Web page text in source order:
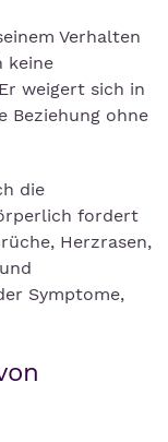
Verhalten
keine
weigert sich in
Beziehung ohne
die
fordert
Herzrasen,
Symptome,